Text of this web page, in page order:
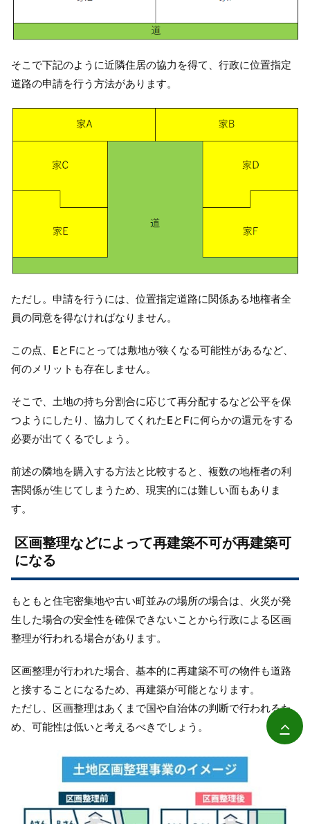
そこで下記のように近隣住居の協力を得て、行政に位置指定
道路の申請を行う方法があります。
ただし。申請を行うには、位置指定道路に関係ある地権者全
員の同意を得なければなりません。
この点、EとFにとっては敷地が狭くなる可能性があるなど、
何のメリットも存在しません。
そこで、土地の持ち分割合に応じて再分配するなど公平を保
つようにしたり、協力してくれたEとFに何らかの還元をする
必要が出てくるでしょう。
前述の隣地を購入する方法と比較すると、複数の地権者の利
害関係が生じてしまうため、現実的には難しい面もありま
す。
区画整理などによって再建築不可が再建築可
になる
もともと住宅密集地や古い町並みの場所の場合は、火災が発
生した場合の安全性を確保できないことから行政による区画
整理が行われる場合があります。
区画整理が行われた場合、基本的に再建築不可の物件も道路
と接することになるため、再建築が可能となります。
ただし、区画整理はあくまで国や自治体の判断で行われるた
め、可能性は低いと考えるべきでしょう。